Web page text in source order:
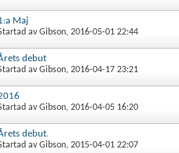
Maj
avGibson, 2016-05-01 22:44
debut
avGibson, 2016-04-17 23:21
avGibson, 2016-04-05 16:20
debut.
avGibson, 2015-04-01 22:07